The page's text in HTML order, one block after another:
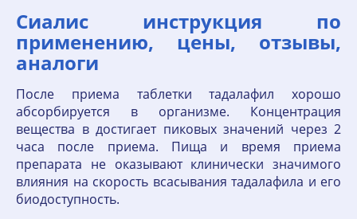
Сиалис инструкция по
применению, цены, отзывы,
аналоги
После приема таблетки тадалафил хорошо
абсорбируется в организме. Концентрация
вещества в достигает пиковых значений через 2
часа после приема. Пища и время приема
препарата не оказывают клинически значимого
влияния на скорость всасывания тадалафила и его
биодоступность.